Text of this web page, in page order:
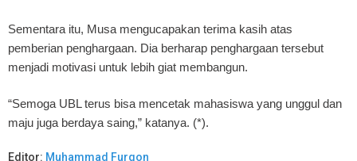
Sementara itu, Musa mengucapakan terima kasih atas
pemberian penghargaan. Dia berharap penghargaan tersebut
menjadi motivasi untuk lebih giat membangun.
“Semoga UBL terus bisa mencetak mahasiswa yang unggul dan
maju juga berdaya saing,” katanya. (*).
Editor: Muhammad Furqon